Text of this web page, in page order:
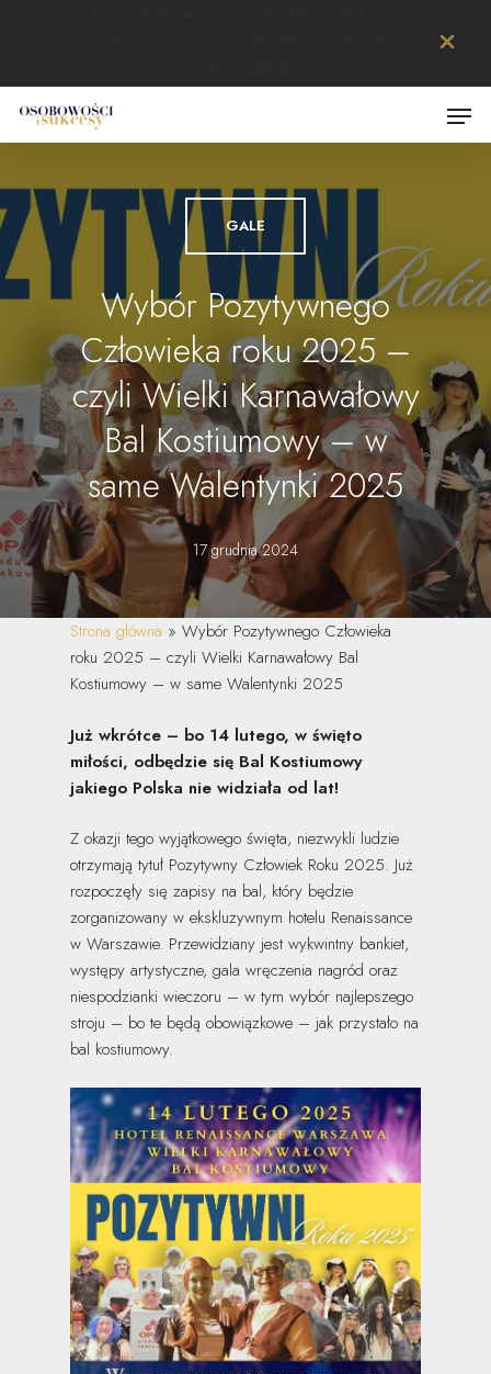
content
Menu
GALE
Wybór Pozytywnego
Człowieka roku 2025 –
czyli Wielki Karnawałowy
Bal Kostiumowy – w
same Walentynki 2025
17 grudnia 2024
Strona główna » Wybór Pozytywnego Człowieka
roku 2025 – czyli Wielki Karnawałowy Bal
Kostiumowy – w same Walentynki 2025
Już wkrótce – bo 14 lutego, w święto
miłości, odbędzie się Bal Kostiumowy
jakiego Polska nie widziała od lat!
Z okazji tego wyjątkowego święta, niezwykli ludzie
otrzymają tytuł Pozytywny Człowiek Roku 2025. Już
rozpoczęły się zapisy na bal, który będzie
zorganizowany w ekskluzywnym hotelu Renaissance
w Warszawie. Przewidziany jest wykwintny bankiet,
występy artystyczne, gala wręczenia nagród oraz
niespodzianki wieczoru – w tym wybór najlepszego
stroju – bo te będą obowiązkowe – jak przystało na
bal kostiumowy.
Menu